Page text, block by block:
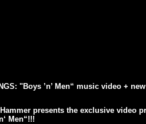
"Boys ’n’ Men“ music video +
presents the exclusive video
Men“!!!